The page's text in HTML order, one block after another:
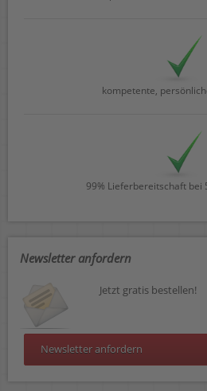
kompetente,
99% Lieferbereitschaft bei
Newsletter anfordern
Jetzt gratis bestellen!
Newsletter anfordern